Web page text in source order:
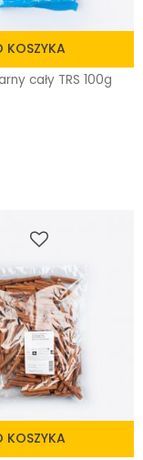
KOSZYKA
cały TRS 100g
KOSZYKA